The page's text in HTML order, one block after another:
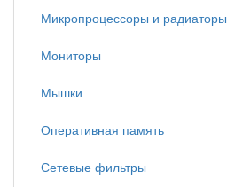
Микропроцессоры и радиаторы
Мониторы
Мышки
Оперативная память
Сетевые фильтры